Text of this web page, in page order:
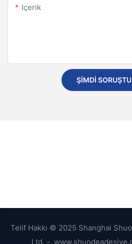
Içerik
ŞIMDI
Telif Hakkı © 2025 Shanghai
Ltd. -